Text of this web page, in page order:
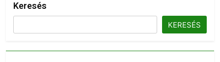
Keresés
KERESÉS